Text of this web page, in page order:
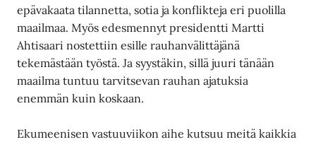
epävakaata tilannetta, sotia ja konflikteja eri puolilla
maailmaa. Myös edesmennyt presidentti Martti
Ahtisaari nostettiin esille rauhanvälittäjänä
tekemästään työstä. Ja syystäkin, sillä juuri tänään
maailma tuntuu tarvitsevan rauhan ajatuksia
enemmän kuin koskaan.
Ekumeenisen vastuuviikon aihe kutsuu meitä kaikkia